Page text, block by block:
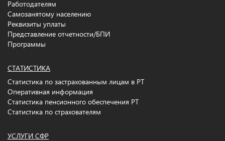
Работодателям
Самозанятому населению
Реквизиты уплаты
Представление отчетности/БПИ
Программы
СТАТИСТИКА
Статистика по застрахованным лицам в РТ
Оперативная информация
Статистика пенсионного обеспечения РТ
Статистика по страхователям
УСЛУГИ СФР